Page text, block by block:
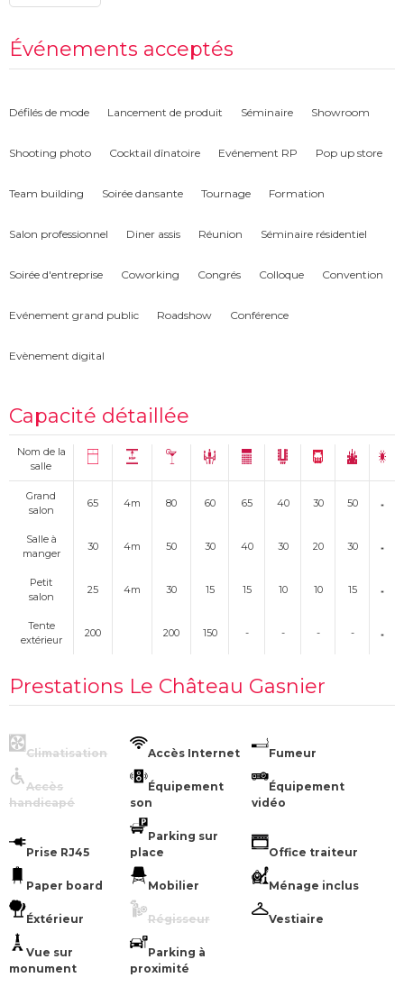
ambiance agréable et familiale.
Installée dans un parc de 5 hectares, notre maison d’hôtes au bord de la
Loire est le pied-à-terre idéal à quelques pas d’Angers !
réussi : un cadre agréable, des prestations de grande qualité, un accueil
chaleureux, des hébergements bien équipés… Réservez votre escale
contactez-nous !
Événements acceptés
Défilés de mode Lancement de produit Séminaire Showroom
Shooting photo Cocktail dînatoire Evénement RP Pop up store
Team building Soirée dansante Tournage Formation
Salon professionnel Diner assis Réunion Séminaire résidentiel
Soirée d'entreprise Coworking Congrés Colloque Convention
Evénement grand public Roadshow Conférence
Evènement digital
Capacité détaillée
Nom de la
salle
Grand
salon
65 4m 80 60 65 40 30 50
Salle à
manger
30 4m 50 30 40 30 20 30
Petit
salon
25 4m 30 15 15 10 10 15
Tente
extérieur
200 200 150 - - - -
Prestations Le Château Gasnier
Climatisation Accès Internet Fumeur
Accès
handicapé
Équipement
son
Équipement
vidéo
Prise RJ45
Parking sur
place
Office traiteur
Paper board Mobilier Ménage inclus
Éxtérieur Régisseur Vestiaire
Vue sur
monument
Parking à
proximité